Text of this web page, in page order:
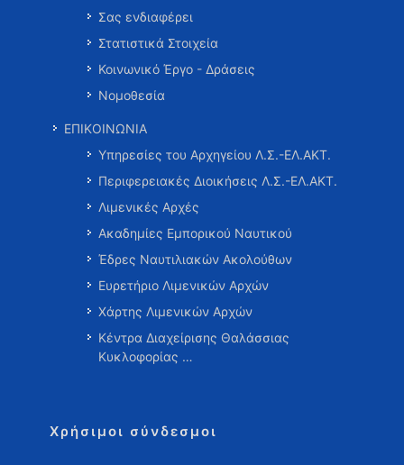
Σας ενδιαφέρει
Στατιστικά Στοιχεία
Κοινωνικό Έργο - Δράσεις
Νομοθεσία
ΕΠΙΚΟΙΝΩΝΙΑ
Υπηρεσίες του Αρχηγείου Λ.Σ.-ΕΛ.ΑΚΤ.
Περιφερειακές Διοικήσεις Λ.Σ.-ΕΛ.ΑΚΤ.
Λιμενικές Αρχές
Ακαδημίες Εμπορικού Ναυτικού
Έδρες Ναυτιλιακών Ακολούθων
Ευρετήριο Λιμενικών Αρχών
Χάρτης Λιμενικών Αρχών
Κέντρα Διαχείρισης Θαλάσσιας
Κυκλοφορίας …
Χρήσιμοι σύνδεσμοι